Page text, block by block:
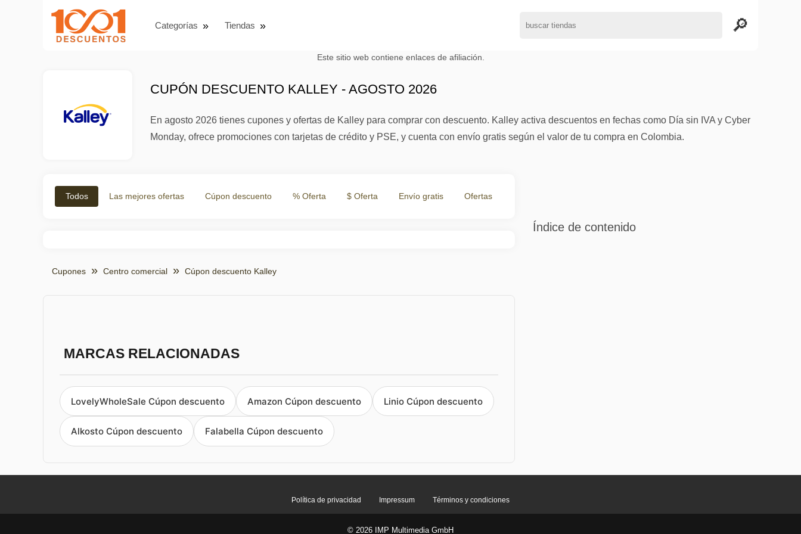
Categorías Tiendas
Este sitio web contiene enlaces de afiliación.
CUPÓN DESCUENTO KALLEY - AGOSTO 2026
En agosto 2026 tienes cupones y ofertas de Kalley para comprar con descuento. Kalley activa descuentos en fechas como Día sin IVA y Cyber
Monday, ofrece promociones con tarjetas de crédito y PSE, y cuenta con envío gratis según el valor de tu compra en Colombia.
Todos Las mejores ofertas Cúpon descuento % Oferta $ Oferta Envío gratis Ofertas
Cupones Centro comercial Cúpon descuento Kalley
MARCAS RELACIONADAS
LovelyWholeSale Cúpon descuento Amazon Cúpon descuento Linio Cúpon descuento
Alkosto Cúpon descuento Falabella Cúpon descuento
Índice de contenido
Política de privacidad Impressum Términos y condiciones
© 2026 IMP Multimedia GmbH